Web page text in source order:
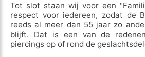
Tot slot staan wij voor een
respect voor iedereen, zodat de
reeds al meer dan 55 jaar zo
blijft. Dat is een van de
piercings op of rond de